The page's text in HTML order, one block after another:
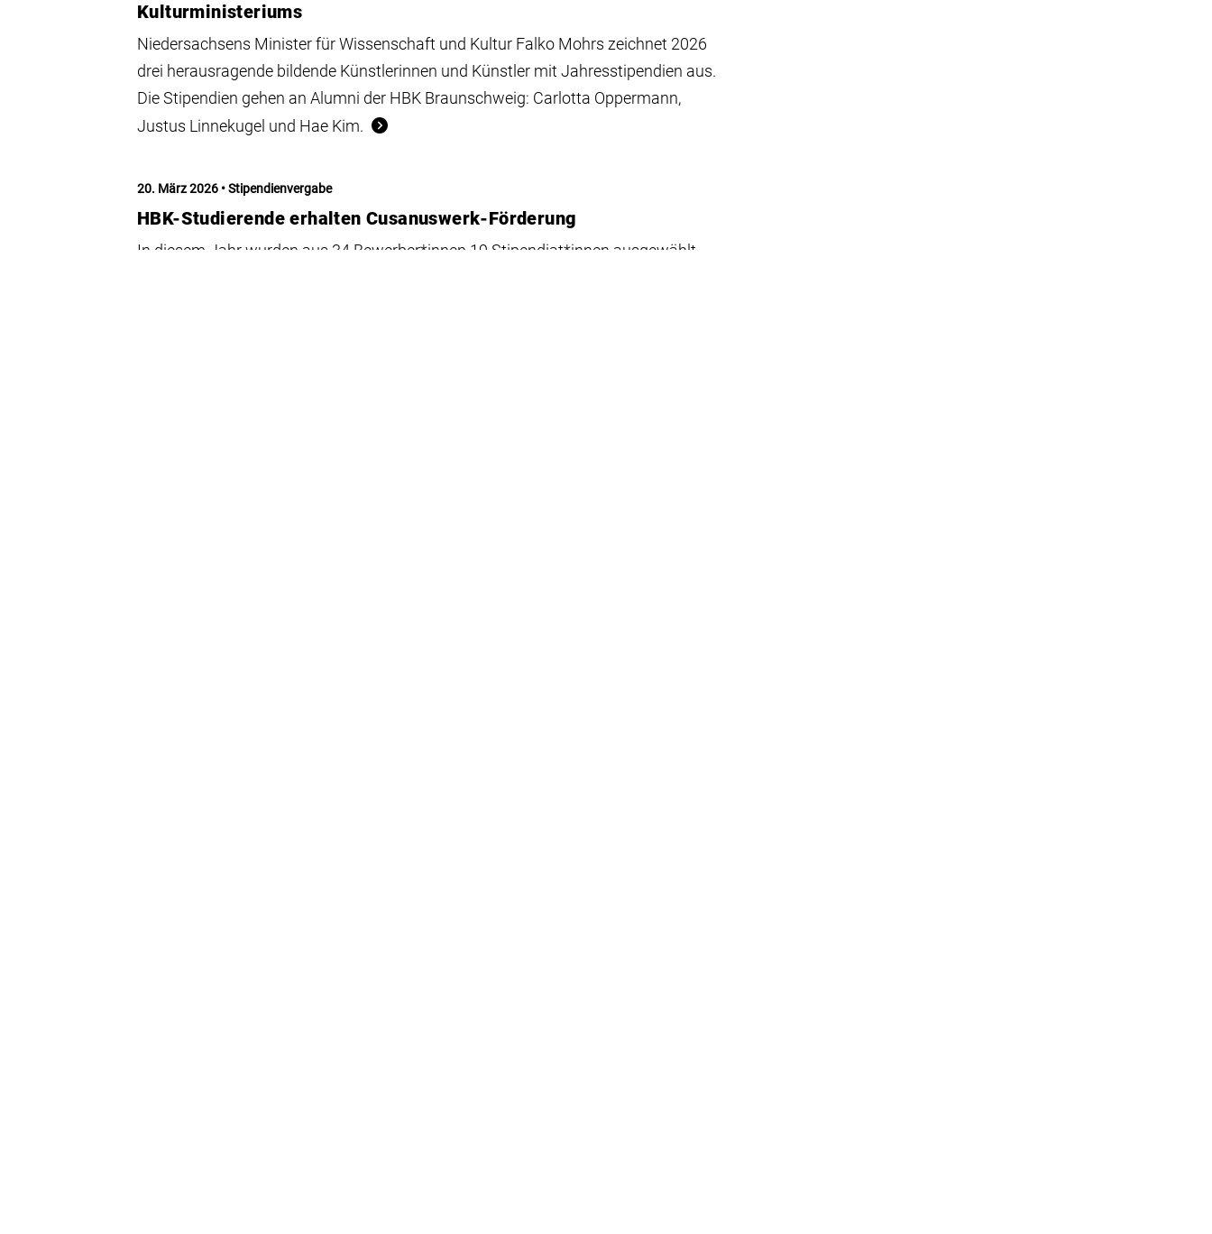
Kulturministeriums
Niedersachsens Minister für Wissenschaft und Kultur Falko Mohrs zeichnet 2026
drei herausragende bildende Künstlerinnen und Künstler mit Jahresstipendien aus.
Die Stipendien gehen an Alumni der HBK Braunschweig: Carlotta Oppermann,
Justus Linnekugel und Hae Kim.
20. März 2026 Stipendienvergabe
HBK-Studierende erhalten Cusanuswerk-Förderung
In diesem Jahr wurden aus 34 Bewerber*innen 19 Stipendiat*innen ausgewählt,